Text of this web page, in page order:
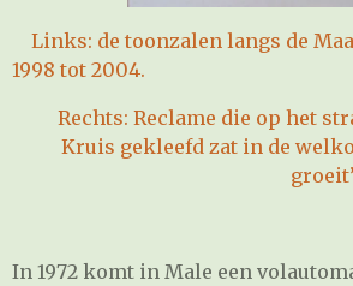
Links: de toonzalen langs de
1998 tot 2004.
Rechts: Reclame die op het
Kruis gekleefd zat in de
In 1972 komt in Male een